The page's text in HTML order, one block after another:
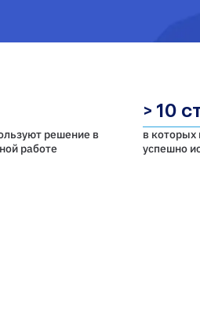
решение в
работе
> 10
в
успешно